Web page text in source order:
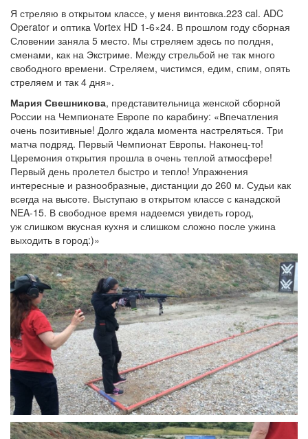
Я стреляю в открытом классе, у меня винтовка.223 cal. ADC
Operator и оптика Vortex HD 1-6×24. В прошлом году сборная
Словении заняла 5 место. Мы стреляем здесь по полдня,
сменами, как на Экстриме. Между стрельбой не так много
свободного времени. Стреляем, чистимся, едим, спим, опять
стреляем и так 4 дня».
Мария Свешникова, представительница женской сборной
России на Чемпионате Европе по карабину: «Впечатления
очень позитивные! Долго ждала момента настреляться. Три
матча подряд. Первый Чемпионат Европы. Наконец-то!
Церемония открытия прошла в очень теплой атмосфере!
Первый день пролетел быстро и тепло! Упражнения
интересные и разнообразные, дистанции до 260 м. Судьи как
всегда на высоте. Выступаю в открытом классе с канадской
NEA-15. В свободное время надеемся увидеть город,
уж слишком вкусная кухня и слишком сложно после ужина
выходить в город:)»